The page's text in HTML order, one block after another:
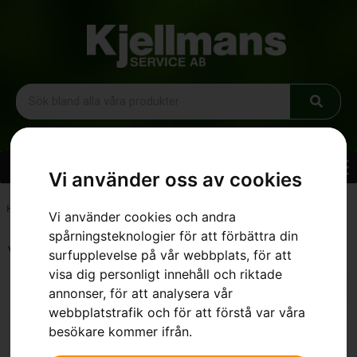
Vi använder oss av cookies
Vi använder cookies och andra
spårningsteknologier för att förbättra din
surfupplevelse på vår webbplats, för att
visa dig personligt innehåll och riktade
annonser, för att analysera vår
webbplatstrafik och för att förstå var våra
besökare kommer ifrån.
Hem
Visar 1–16 av 37 resultat